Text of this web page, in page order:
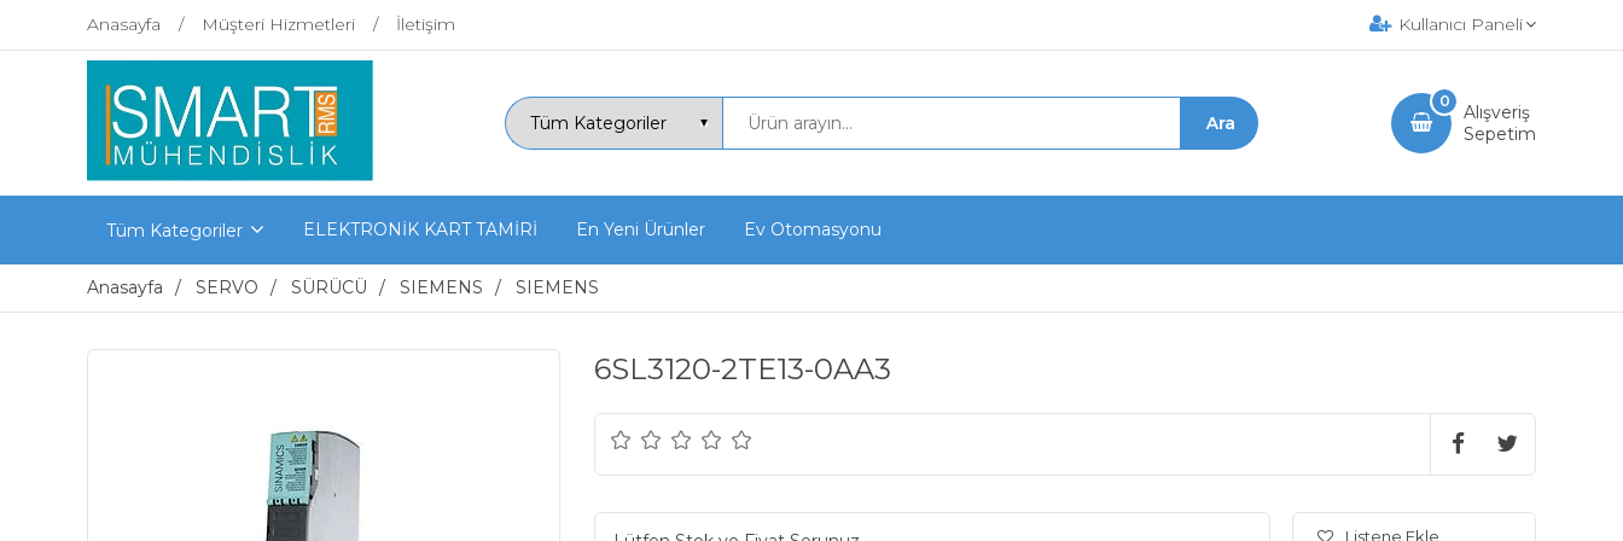
Anasayfa Müşteri Hizmetleri İletişim Kullanıcı Paneli
Alışveriş
Sepetim
0
Tüm Kategoriler ELEKTRONİK KART TAMİRİ En Yeni Ürünler Ev Otomasyonu
Anasayfa SERVO SÜRÜCÜ SIEMENS SIEMENS
6SL3120-2TE13-0AA3
Listene Ekle